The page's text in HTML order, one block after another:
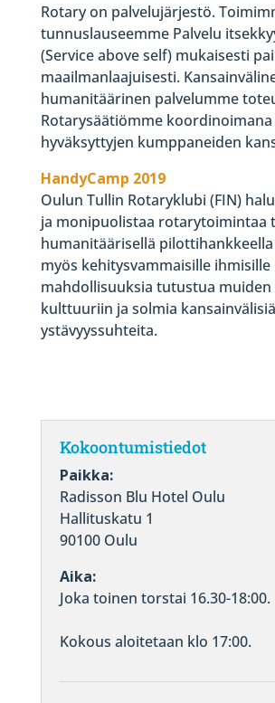
Rotary on palvelujärjestö.
tunnuslauseemme Palvelu
(Service above self) mukaisesti
maailmanlaajuisesti.
humanitäärinen palvelumme
Rotarysäätiömme koordinoimana
hyväksyttyjen kumppaneiden
HandyCamp 2019
Oulun Tullin Rotaryklubi (FIN)
ja monipuolistaa rotarytoimintaa
humanitäärisellä
myös kehitysvammaisille ihmisille
mahdollisuuksia tutustua muiden
kulttuuriin ja solmia kansainvälisiä
ystävyyssuhteita.
Kokoontumistiedot
Paikka:
Radisson Blu Hotel Oulu
Hallituskatu 1
90100 Oulu
Aika:
Joka toinen torstai 16.30-18:00.
Kokous aloitetaan klo 17:00.